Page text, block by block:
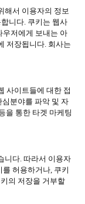
해서 이용자의 정보
니다 쿠키는 웹사
우저에게 보내는 아
저장됩니다 회사는
사이트들에 대한 접
분야를 파악 및 자
을 통한 타겟 마케팅
니다. 따라서 이용자
를 허용하거나, 쿠키
의 저장을 거부할